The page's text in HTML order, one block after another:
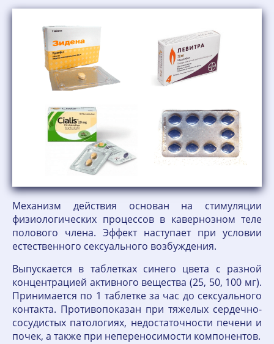
Механизм действия основан на стимуляции
физиологических процессов в кавернозном теле
полового члена. Эффект наступает при условии
естественного сексуального возбуждения.
Выпускается в таблетках синего цвета с разной
концентрацией активного вещества (25, 50, 100 мг).
Принимается по 1 таблетке за час до сексуального
контакта. Противопоказан при тяжелых сердечно-
сосудистых патологиях, недостаточности печени и
почек, а также при непереносимости компонентов.